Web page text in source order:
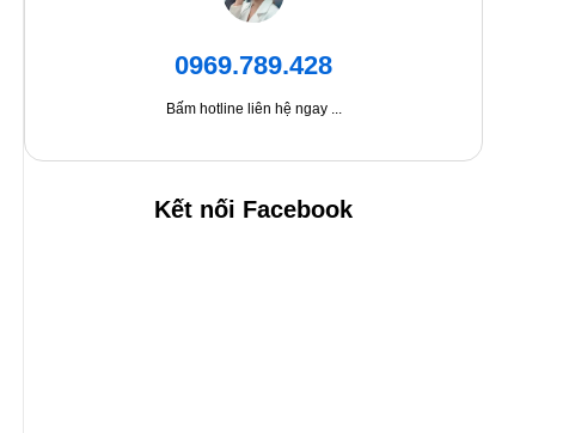
0969.789.428
Bấm hotline liên hệ ngay ...
Kết nối Facebook